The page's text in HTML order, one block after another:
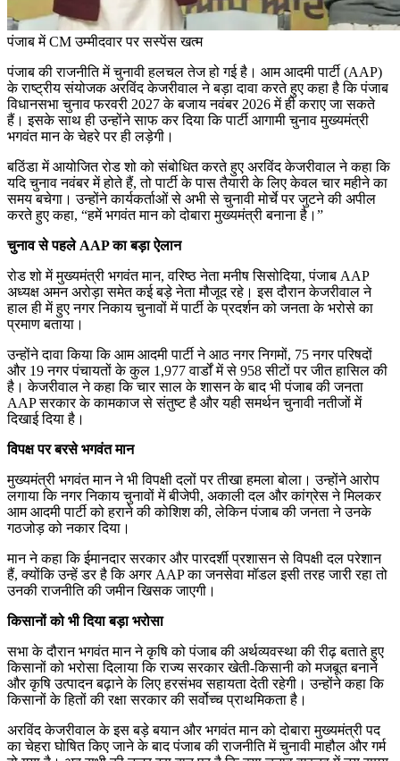
पंजाब में CM उम्मीदवार पर सस्पेंस खत्म
पंजाब की राजनीति में चुनावी हलचल तेज हो गई है। आम आदमी पार्टी (AAP)
के राष्ट्रीय संयोजक अरविंद केजरीवाल ने बड़ा दावा करते हुए कहा है कि पंजाब
विधानसभा चुनाव फरवरी 2027 के बजाय नवंबर 2026 में ही कराए जा सकते
हैं। इसके साथ ही उन्होंने साफ कर दिया कि पार्टी आगामी चुनाव मुख्यमंत्री
भगवंत मान के चेहरे पर ही लड़ेगी।
बठिंडा में आयोजित रोड शो को संबोधित करते हुए अरविंद केजरीवाल ने कहा कि
यदि चुनाव नवंबर में होते हैं, तो पार्टी के पास तैयारी के लिए केवल चार महीने का
समय बचेगा। उन्होंने कार्यकर्ताओं से अभी से चुनावी मोर्चे पर जुटने की अपील
करते हुए कहा, “हमें भगवंत मान को दोबारा मुख्यमंत्री बनाना है।”
चुनाव से पहले AAP का बड़ा ऐलान
रोड शो में मुख्यमंत्री भगवंत मान, वरिष्ठ नेता मनीष सिसोदिया, पंजाब AAP
अध्यक्ष अमन अरोड़ा समेत कई बड़े नेता मौजूद रहे। इस दौरान केजरीवाल ने
हाल ही में हुए नगर निकाय चुनावों में पार्टी के प्रदर्शन को जनता के भरोसे का
प्रमाण बताया।
उन्होंने दावा किया कि आम आदमी पार्टी ने आठ नगर निगमों, 75 नगर परिषदों
और 19 नगर पंचायतों के कुल 1,977 वार्डों में से 958 सीटों पर जीत हासिल की
है। केजरीवाल ने कहा कि चार साल के शासन के बाद भी पंजाब की जनता
AAP सरकार के कामकाज से संतुष्ट है और यही समर्थन चुनावी नतीजों में
दिखाई दिया है।
विपक्ष पर बरसे भगवंत मान
मुख्यमंत्री भगवंत मान ने भी विपक्षी दलों पर तीखा हमला बोला। उन्होंने आरोप
लगाया कि नगर निकाय चुनावों में बीजेपी, अकाली दल और कांग्रेस ने मिलकर
आम आदमी पार्टी को हराने की कोशिश की, लेकिन पंजाब की जनता ने उनके
गठजोड़ को नकार दिया।
मान ने कहा कि ईमानदार सरकार और पारदर्शी प्रशासन से विपक्षी दल परेशान
हैं, क्योंकि उन्हें डर है कि अगर AAP का जनसेवा मॉडल इसी तरह जारी रहा तो
उनकी राजनीति की जमीन खिसक जाएगी।
किसानों को भी दिया बड़ा भरोसा
सभा के दौरान भगवंत मान ने कृषि को पंजाब की अर्थव्यवस्था की रीढ़ बताते हुए
किसानों को भरोसा दिलाया कि राज्य सरकार खेती-किसानी को मजबूत बनाने
और कृषि उत्पादन बढ़ाने के लिए हरसंभव सहायता देती रहेगी। उन्होंने कहा कि
किसानों के हितों की रक्षा सरकार की सर्वोच्च प्राथमिकता है।
अरविंद केजरीवाल के इस बड़े बयान और भगवंत मान को दोबारा मुख्यमंत्री पद
का चेहरा घोषित किए जाने के बाद पंजाब की राजनीति में चुनावी माहौल और गर्म